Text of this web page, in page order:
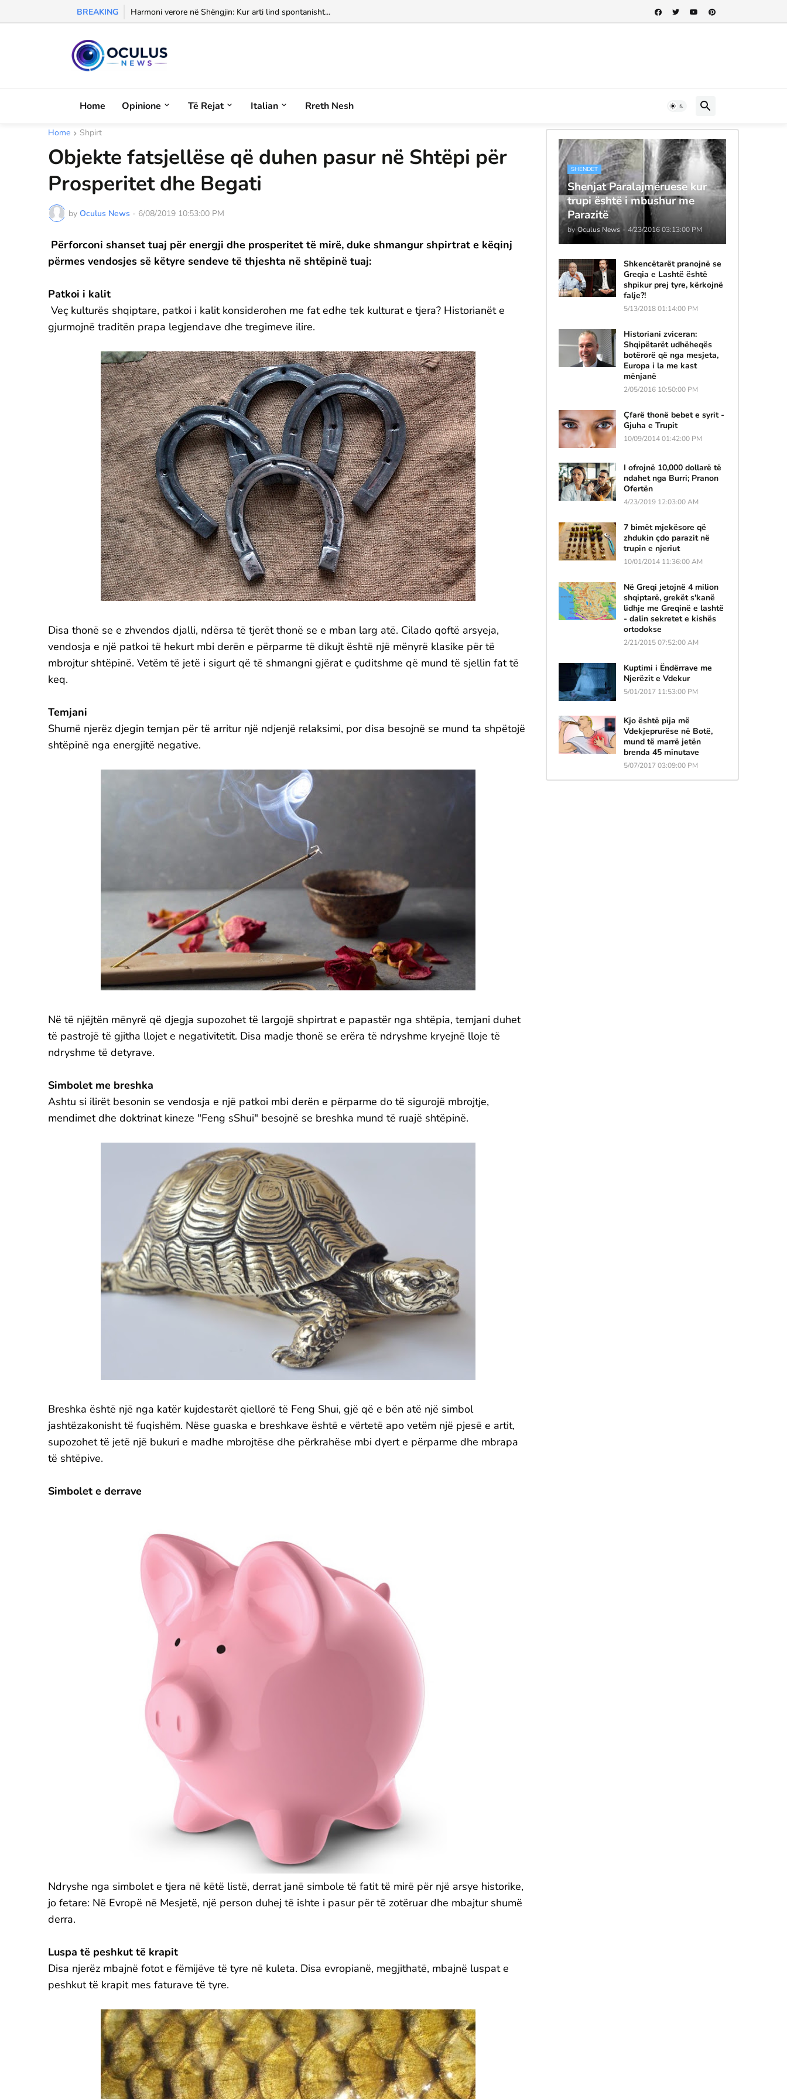
BREAKING Morali, frika dhe dashuria...
Home Opinione Të Rejat Italian Rreth Nesh
Home Shpirt
Objekte fatsjellëse që duhen pasur në Shtëpi për
Prosperitet dhe Begati
by Oculus News - 6/08/2019 10:53:00 PM
Përforconi shanset tuaj për energji dhe prosperitet të mirë, duke shmangur shpirtrat e këqinj
përmes vendosjes së këtyre sendeve të thjeshta në shtëpinë tuaj:
Patkoi i kalit
Veç kulturës shqiptare, patkoi i kalit konsiderohen me fat edhe tek kulturat e tjera? Historianët e
gjurmojnë traditën prapa legjendave dhe tregimeve ilire.
Disa thonë se e zhvendos djalli, ndërsa të tjerët thonë se e mban larg atë. Cilado qoftë arsyeja,
vendosja e një patkoi të hekurt mbi derën e përparme të dikujt është një mënyrë klasike për të
mbrojtur shtëpinë. Vetëm të jetë i sigurt që të shmangni gjërat e çuditshme që mund të sjellin fat të
keq.
Temjani
Shumë njerëz djegin temjan për të arritur një ndjenjë relaksimi, por disa besojnë se mund ta shpëtojë
shtëpinë nga energjitë negative.
Në të njëjtën mënyrë që djegja supozohet të largojë shpirtrat e papastër nga shtëpia, temjani duhet
të pastrojë të gjitha llojet e negativitetit. Disa madje thonë se erëra të ndryshme kryejnë lloje të
ndryshme të detyrave.
Simbolet me breshka
Ashtu si ilirët besonin se vendosja e një patkoi mbi derën e përparme do të sigurojë mbrojtje,
mendimet dhe doktrinat kineze "Feng sShui" besojnë se breshka mund të ruajë shtëpinë.
Breshka është një nga katër kujdestarët qiellorë të Feng Shui, gjë që e bën atë një simbol
jashtëzakonisht të fuqishëm. Nëse guaska e breshkave është e vërtetë apo vetëm një pjesë e artit,
supozohet të jetë një bukuri e madhe mbrojtëse dhe përkrahëse mbi dyert e përparme dhe mbrapa
të shtëpive.
Simbolet e derrave
Ndryshe nga simbolet e tjera në këtë listë, derrat janë simbole të fatit të mirë për një arsye historike,
jo fetare: Në Evropë në Mesjetë, një person duhej të ishte i pasur për të zotëruar dhe mbajtur shumë
derra.
Luspa të peshkut të krapit
Disa njerëz mbajnë fotot e fëmijëve të tyre në kuleta. Disa evropianë, megjithatë, mbajnë luspat e
peshkut të krapit mes faturave të tyre.
SHENDET
Shenjat Paralajmëruese kur
trupi është i mbushur me
Parazitë
by Oculus News - 4/23/2016 03:13:00 PM
Shkencëtarët pranojnë se
Greqia e Lashtë është
shpikur prej tyre, kërkojnë
falje?!
5/13/2018 01:14:00 PM
Historiani zviceran:
Shqipëtarët udhëheqës
botërorë që nga mesjeta,
Europa i la me kast
mënjanë
2/05/2016 10:50:00 PM
Çfarë thonë bebet e syrit -
Gjuha e Trupit
10/09/2014 01:42:00 PM
I ofrojnë 10,000 dollarë të
ndahet nga Burri; Pranon
Ofertën
4/23/2019 12:03:00 AM
7 bimët mjekësore që
zhdukin çdo parazit në
trupin e njeriut
10/01/2014 11:36:00 AM
Në Greqi jetojnë 4 milion
shqiptarë, grekët s'kanë
lidhje me Greqinë e lashtë
- dalin sekretet e kishës
ortodokse
2/21/2015 07:52:00 AM
Kuptimi i Ëndërrave me
Njerëzit e Vdekur
5/01/2017 11:53:00 PM
Kjo është pija më
Vdekjeprurëse në Botë,
mund të marrë jetën
brenda 45 minutave
5/07/2017 03:09:00 PM